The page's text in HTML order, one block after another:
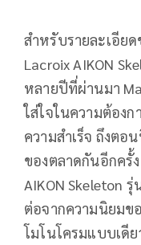
สำหรับรายละเอีย
Lacroix AIKON
หลายปีที่ผ่านมา
ใส่ใจในความต้อง
ความสำเร็จ ถึงตอ
ของตลาดกันอีกครั้
AIKON Skeleton
ต่อจากความนิยมข
โมโนโครมแบบเดี